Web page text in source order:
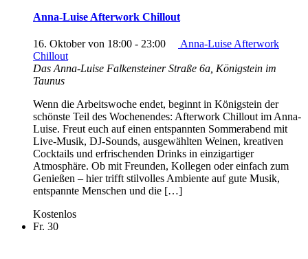
Anna-Luise Afterwork Chillout
16. Oktober von 18:00 - 23:00
Anna-Luise Afterwork
Chillout
Das Anna-Luise Falkensteiner Straße 6a, Königstein im
Taunus
Wenn die Arbeitswoche endet, beginnt in Königstein der
schönste Teil des Wochenendes: Afterwork Chillout im Anna-
Luise. Freut euch auf einen entspannten Sommerabend mit
Live-Musik, DJ-Sounds, ausgewählten Weinen, kreativen
Cocktails und erfrischenden Drinks in einzigartiger
Atmosphäre. Ob mit Freunden, Kollegen oder einfach zum
Genießen – hier trifft stilvolles Ambiente auf gute Musik,
entspannte Menschen und die […]
Kostenlos
Fr. 30